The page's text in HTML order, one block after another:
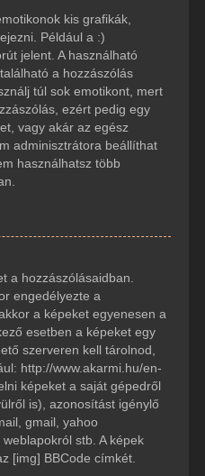
kis grafikák,
Például a :)
jelent. A használható
a hozzászólás
túl sok emotikont, mert
ezért pedig egy
vagy akár az egész
adminisztrátora beállíthat
használhatsz több
a hozzászólásaidban.
engedélyezte a
a képeket egyenesen a
esetben a képeket egy
szerveren kell tárolnod,
http://www.akarmi.hu/en-
képeket a saját gépedről
is), azonosítást igénylő
gmail, yahoo
stb. A képek
[img] BBCode címkét.